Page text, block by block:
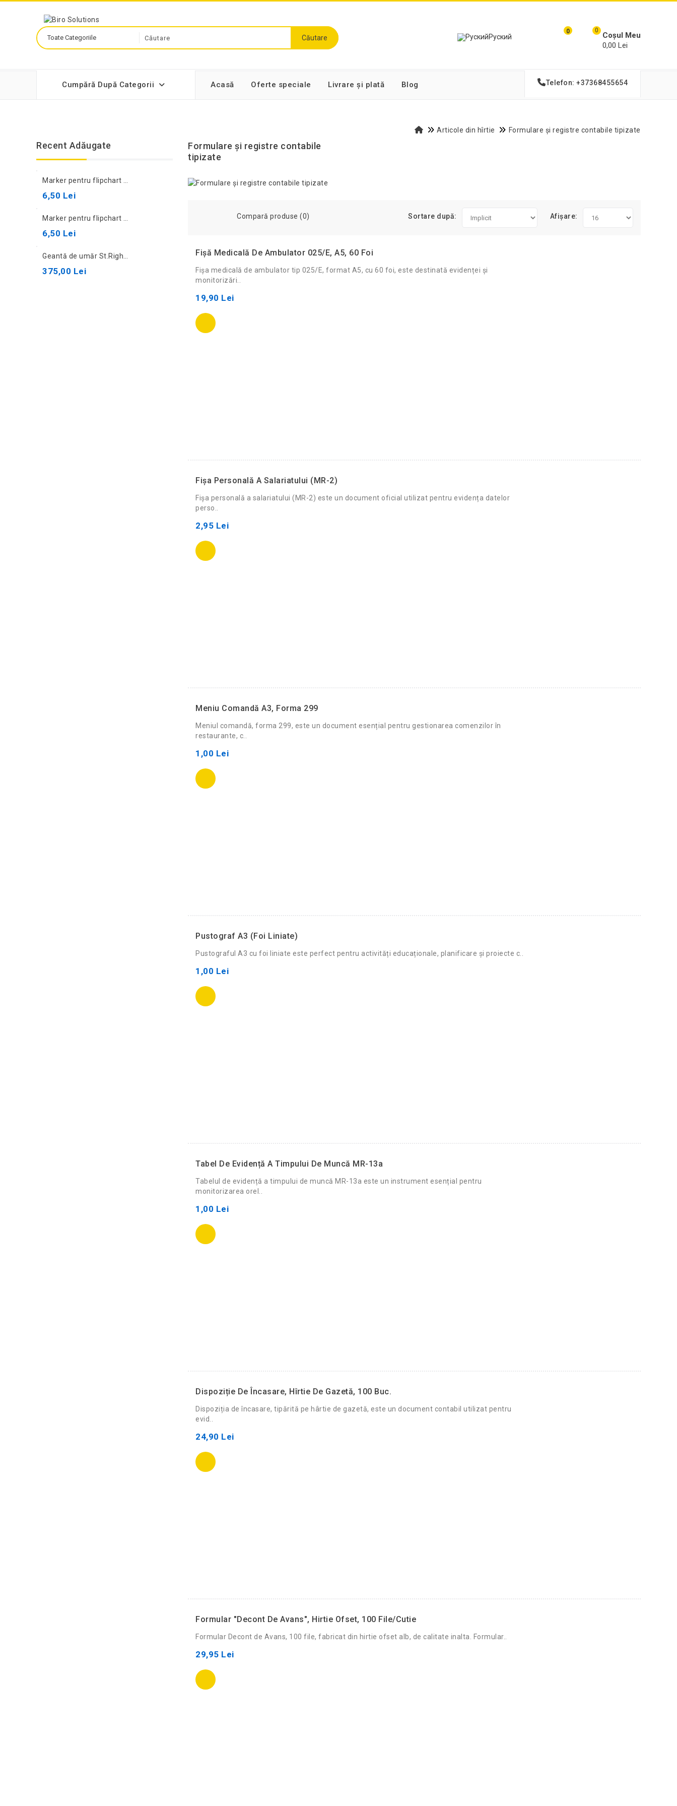
Căutare Руский
0 0
Coșul Meu
0,00 Lei
Cumpără După Categorii Acasă Oferte speciale Livrare și plată Blog Telefon: +37368455654
Recent Adăugate
6,50 Lei
6,50 Lei
375,00 Lei
Articole din hîrtie Formulare și registre contabile tipizate
Formulare și registre contabile
tipizate
Compară produse (0) Sortare după: Afișare:
Fișă Medicală De Ambulator 025/E, A5, 60 Foi
Fișa medicală de ambulator tip 025/E, format A5, cu 60 foi, este destinată evidenței și
monitorizări..
19,90 Lei
Fişa Personală A Salariatului (MR-2)
Fișa personală a salariatului (MR-2) este un document oficial utilizat pentru evidența datelor
perso..
2,95 Lei
Meniu Comandă A3, Forma 299
Meniul comandă, forma 299, este un document esențial pentru gestionarea comenzilor în
restaurante, c..
1,00 Lei
Pustograf A3 (foi Liniate)
Pustograful A3 cu foi liniate este perfect pentru activități educaționale, planificare și proiecte c..
1,00 Lei
Tabel De Evidență A Timpului De Muncă MR-13a
Tabelul de evidență a timpului de muncă MR-13a este un instrument esențial pentru
monitorizarea orel..
1,00 Lei
Dispoziție De Încasare, Hîrtie De Gazetă, 100 Buc.
Dispoziția de încasare, tipărită pe hârtie de gazetă, este un document contabil utilizat pentru
evid..
24,90 Lei
Formular "Decont De Avans", Hirtie Ofset, 100 File/cutie
Formular Decont de Avans, 100 file, fabricat din hirtie ofset alb, de calitate inalta. Formular..
29,95 Lei